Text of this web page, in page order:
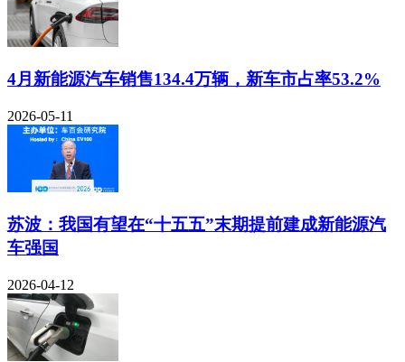
4月新能源汽车销售134.4万辆，新车市占率53.2%
2026-05-11
苏波：我国有望在“十五五”末期提前建成新能源汽
车强国
2026-04-12